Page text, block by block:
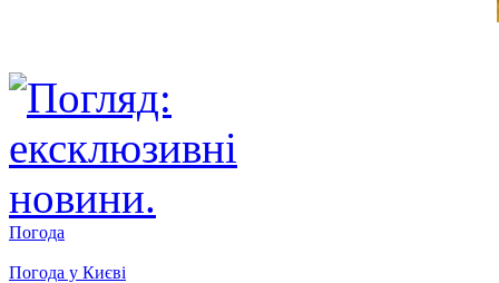
Погода
Погода у Києві